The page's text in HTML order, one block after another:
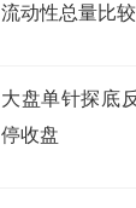
流动性总量比
大盘单针探底
停收盘